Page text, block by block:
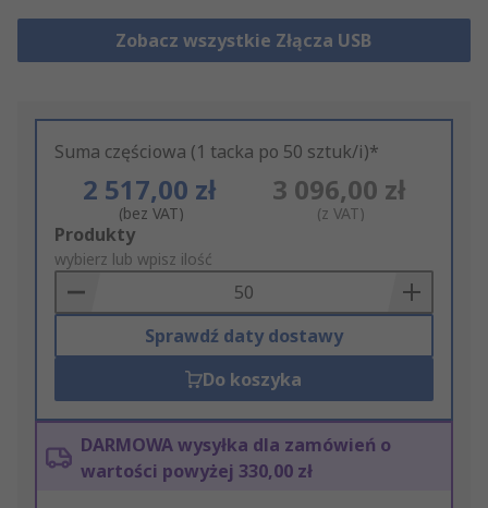
Zobacz wszystkie Złącza USB
Suma częściowa (1 tacka po 50 sztuk/i)*
2 517,00 zł
(bez VAT)
3 096,00 zł
(z VAT)
Add
to
Basket
Produkty
wybierz lub wpisz ilość
Sprawdź daty dostawy
Do koszyka
DARMOWA wysyłka dla zamówień o
wartości powyżej 330,00 zł